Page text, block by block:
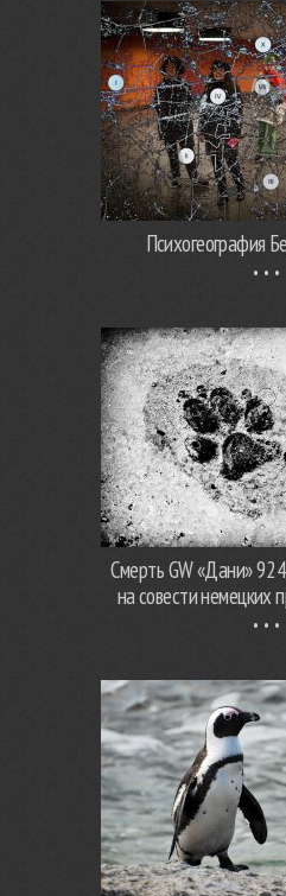
Психогеография
Смерть GW «Дани»
на совести немецких